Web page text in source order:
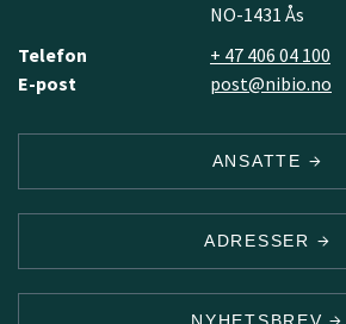
NO-1431 Ås
Telefon
+ 47 406 04 100
E-post
post@nibio.no
ANSATTE
ADRESSER